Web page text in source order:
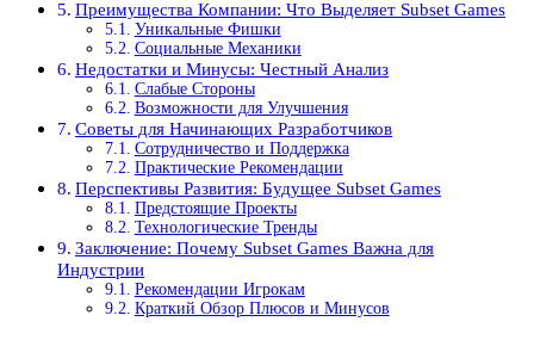
Преимущества Компании: Что Выделяет Subset Games
Уникальные Фишки
Социальные Механики
Недостатки и Минусы: Честный Анализ
Слабые Стороны
Возможности для Улучшения
Советы для Начинающих Разработчиков
Сотрудничество и Поддержка
Практические Рекомендации
Перспективы Развития: Будущее Subset Games
Предстоящие Проекты
Технологические Тренды
Заключение: Почему Subset Games Важна для
Индустрии
Рекомендации Игрокам
Краткий Обзор Плюсов и Минусов